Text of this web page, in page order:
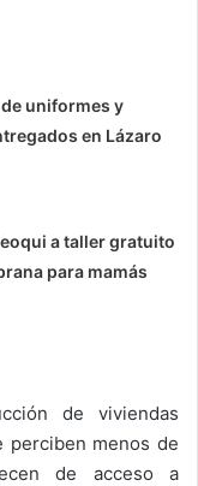
uniformes y
en Lázaro
a taller gratuito
para mamás
de viviendas
perciben menos de
de acceso a